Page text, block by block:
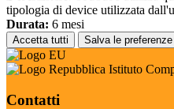
tipologia di device utilizzata
Durata: 6 mesi
Accetta tutti Salva le preferenze
Istituto
Contatti